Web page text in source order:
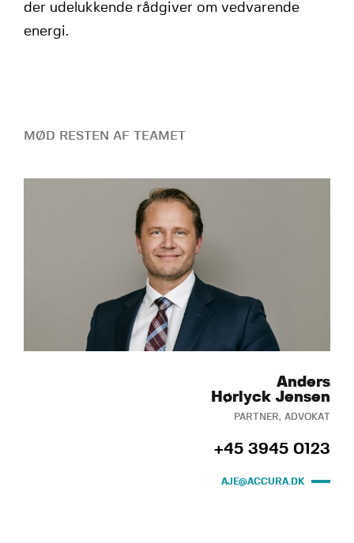
der udelukkende rådgiver om vedvarende
energi.
MØD RESTEN AF TEAMET
Anders
Hørlyck Jensen
PARTNER, ADVOKAT
+45 3945 0123
AJE@ACCURA.DK